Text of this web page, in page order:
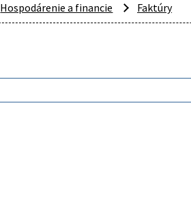
Hospodárenie a financie Faktúry